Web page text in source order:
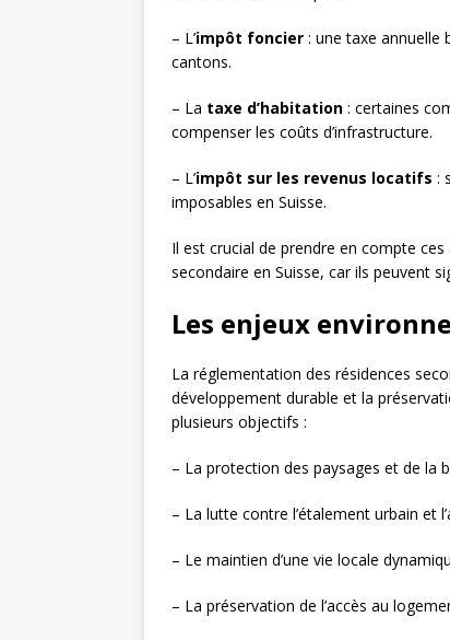
– L’impôt foncier : une taxe annuelle
cantons.
– La taxe d’habitation : certaines
compenser les coûts d’infrastructure.
– L’impôt sur les revenus locatifs :
imposables en Suisse.
Il est crucial de prendre en compte
secondaire en Suisse, car ils peuvent
Les enjeux
La réglementation des résidences
développement durable et la
plusieurs objectifs :
– La protection des paysages et de la
– La lutte contre l’étalement urbain et
– Le maintien d’une vie locale
– La préservation de l’accès au